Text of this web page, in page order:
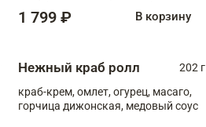
1 799 ₽ В корзину
Нежный краб ролл
202 г
краб-крем, омлет, огурец, масаго,
горчица дижонская, медовый соус